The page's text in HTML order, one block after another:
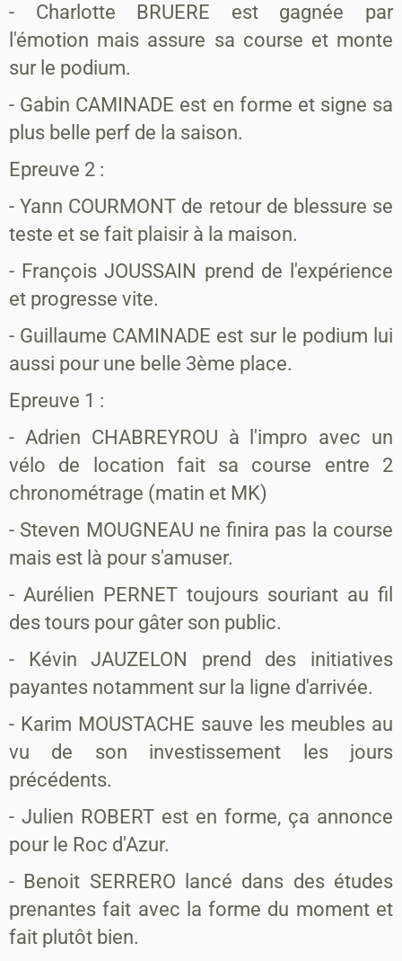
- Charlotte BRUERE est gagnée par
l'émotion mais assure sa course et monte
sur le podium.
- Gabin CAMINADE est en forme et signe sa
plus belle perf de la saison.
Epreuve 2 :
- Yann COURMONT de retour de blessure se
teste et se fait plaisir à la maison.
- François JOUSSAIN prend de l'expérience
et progresse vite.
- Guillaume CAMINADE est sur le podium lui
aussi pour une belle 3ème place.
Epreuve 1 :
- Adrien CHABREYROU à l'impro avec un
vélo de location fait sa course entre 2
chronométrage (matin et MK)
- Steven MOUGNEAU ne finira pas la course
mais est là pour s'amuser.
- Aurélien PERNET toujours souriant au fil
des tours pour gâter son public.
- Kévin JAUZELON prend des initiatives
payantes notamment sur la ligne d'arrivée.
- Karim MOUSTACHE sauve les meubles au
vu de son investissement les jours
précédents.
- Julien ROBERT est en forme, ça annonce
pour le Roc d'Azur.
- Benoit SERRERO lancé dans des études
prenantes fait avec la forme du moment et
fait plutôt bien.